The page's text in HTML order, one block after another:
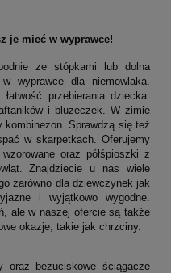
je mieć w wyprawce!
ze stópkami lub dolna
wyprawce dla niemowlaka.
przebierania dziecka.
i bluzeczek. W zimie
kombinezon. Sprawdzą się też
w skarpetkach. Oferujemy
wzorowane oraz półśpioszki z
Znajdziecie u nas wiele
zarówno dla dziewczynek jak
i wyjątkowo wygodne.
ale w naszej ofercie są także
okazje, takie jak chrzciny.
oraz bezuciskowe ściągacze